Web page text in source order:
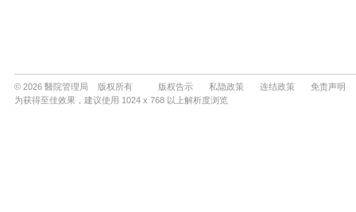
© 2026 醫院管理局 版权所有 版权告示 私隐政策 连结政策
免责声明
为获得至佳效果，建议使用 1024 x 768 以上解析度浏览